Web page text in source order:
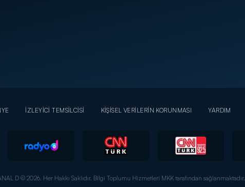
İZLEYİCİ TEMSİLCİSİ KİŞİSEL VERİLERİN KORUNMASI YARDIM
D © 2026. Her Hakkı Saklıdır. Bilgi Toplumu Hizmetleri MKK tarafından sağlanmaktadır.